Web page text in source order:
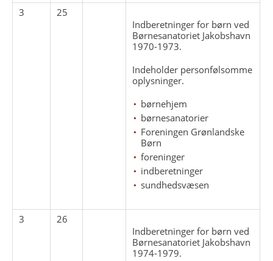
3
25
Indberetninger for børn ved
Børnesanatoriet Jakobshavn
1970-1973.
Indeholder personfølsomme
oplysninger.
børnehjem
børnesanatorier
Foreningen Grønlandske
Børn
foreninger
indberetninger
sundhedsvæsen
3
26
Indberetninger for børn ved
Børnesanatoriet Jakobshavn
1974-1979.